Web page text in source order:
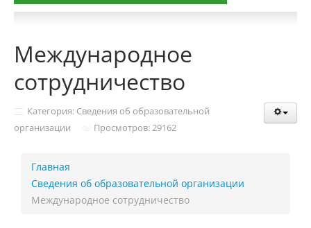
Основные сведения
Структура и органы управления
образовательной организацией
Образовательные стандарты и
Международное
сотрудничество
Категория: Сведения об образовательной
организации
Просмотров: 29162
Главная
Сведения об образовательной организации
Международное сотрудничество